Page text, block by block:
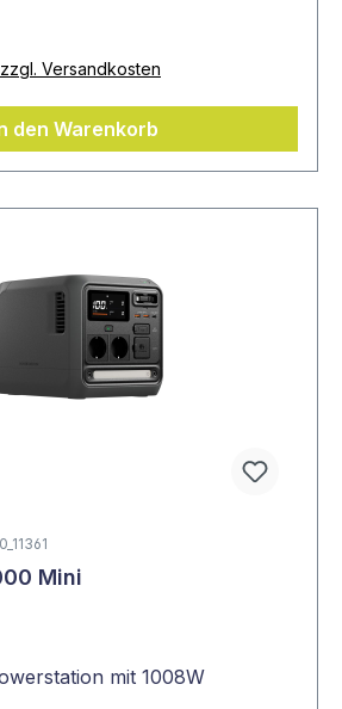
Versandkosten
den Warenkorb
Mini
mit 1008W